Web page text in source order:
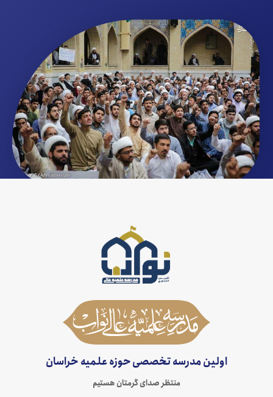
اولین مدرسه تخصصی حوزه علمیه خراسان
منتظر صدای گرمتان هستیم